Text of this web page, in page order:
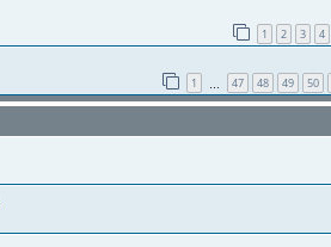
1 2 3 4
1 47 48 49 50